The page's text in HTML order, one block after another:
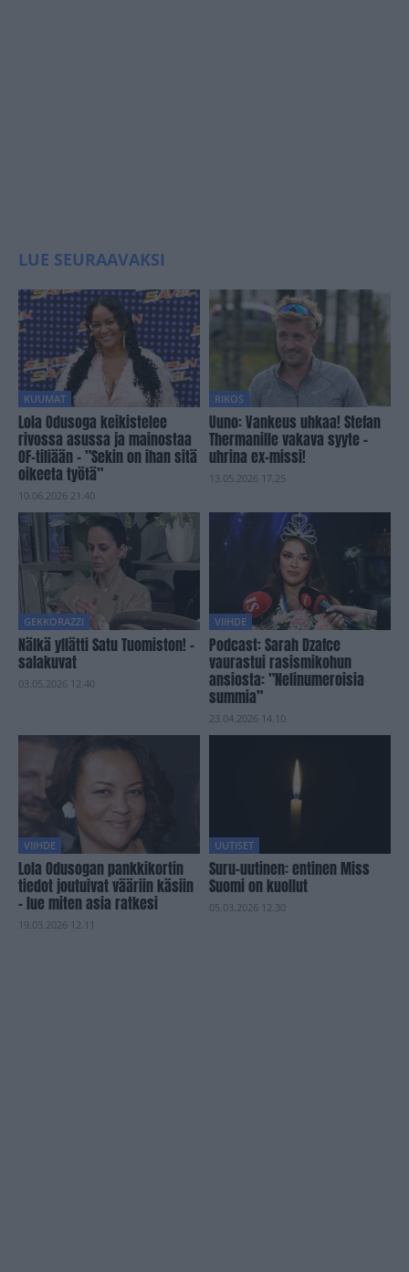
LUE SEURAAVAKSI
KUUMAT
Lola Odusoga keikistelee
rivossa asussa ja mainostaa
OF-tiliään – ”Sekin on ihan sitä
oikeeta työtä”
10.06.2026 21.40
RIKOS
Uuno: Vankeus uhkaa! Stefan
Thermanille vakava syyte –
uhrina ex-missi!
13.05.2026 17.25
GEKKORAZZI
Nälkä yllätti Satu Tuomiston! –
salakuvat
03.05.2026 12.40
VIIHDE
Podcast: Sarah Dzafce
vaurastui rasismikohun
ansiosta: ”Nelinumeroisia
summia”
23.04.2026 14.10
VIIHDE
Lola Odusogan pankkikortin
tiedot joutuivat vääriin käsiin
– lue miten asia ratkesi
19.03.2026 12.11
UUTISET
Suru-uutinen: entinen Miss
Suomi on kuollut
05.03.2026 12.30